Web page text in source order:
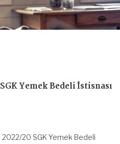
Yemek Bedeli İstisnası
2022/20 SGK Yemek Bedeli